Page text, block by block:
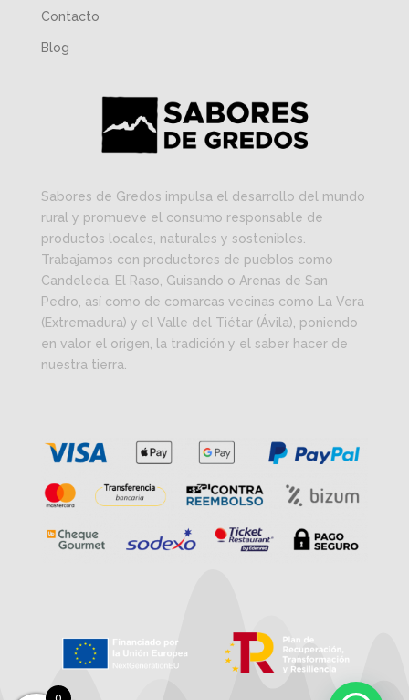
Contacto
Blog
Sabores de Gredos impulsa el desarrollo del mundo
rural y promueve el consumo responsable de
productos locales, naturales y sostenibles.
Trabajamos con productores de pueblos como
Candeleda, El Raso, Guisando o Arenas de San
Pedro, así como de comarcas vecinas como La Vera
(Extremadura) y el Valle del Tiétar (Ávila), poniendo
en valor el origen, la tradición y el saber hacer de
nuestra tierra.